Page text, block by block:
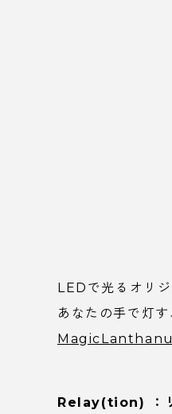
LEDで光るオリ
あなたの手で灯
Relay(tion) ：リ